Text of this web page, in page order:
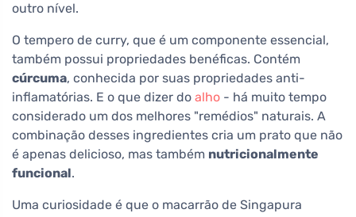
outro nível.
O tempero de curry, que é um componente essencial,
também possui propriedades benéficas. Contém
cúrcuma, conhecida por suas propriedades anti-
inflamatórias. E o que dizer do alho - há muito tempo
considerado um dos melhores "remédios" naturais. A
combinação desses ingredientes cria um prato que não
é apenas delicioso, mas também nutricionalmente
funcional.
Uma curiosidade é que o macarrão de Singapura